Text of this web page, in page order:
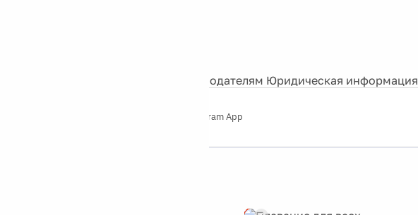
Рекламодателям Юридическая информация
Telegram App